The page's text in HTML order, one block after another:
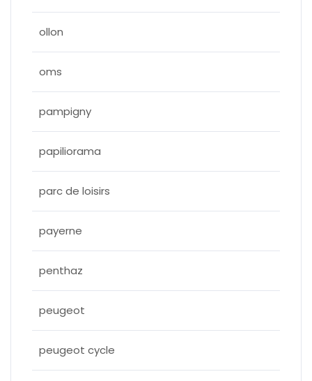
ollon
oms
pampigny
papiliorama
parc de loisirs
payerne
penthaz
peugeot
peugeot cycle